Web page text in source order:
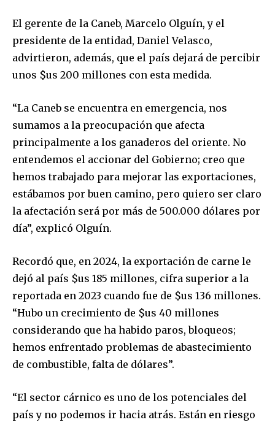
El gerente de la Caneb, Marcelo Olguín, y el
presidente de la entidad, Daniel Velasco,
advirtieron, además, que el país dejará de percibir
unos $us 200 millones con esta medida.
“La Caneb se encuentra en emergencia, nos
sumamos a la preocupación que afecta
principalmente a los ganaderos del oriente. No
entendemos el accionar del Gobierno; creo que
hemos trabajado para mejorar las exportaciones,
estábamos por buen camino, pero quiero ser claro
la afectación será por más de 500.000 dólares por
día”, explicó Olguín.
Recordó que, en 2024, la exportación de carne le
dejó al país $us 185 millones, cifra superior a la
reportada en 2023 cuando fue de $us 136 millones.
“Hubo un crecimiento de $us 40 millones
considerando que ha habido paros, bloqueos;
hemos enfrentado problemas de abastecimiento
de combustible, falta de dólares”.
“El sector cárnico es uno de los potenciales del
país y no podemos ir hacia atrás. Están en riesgo